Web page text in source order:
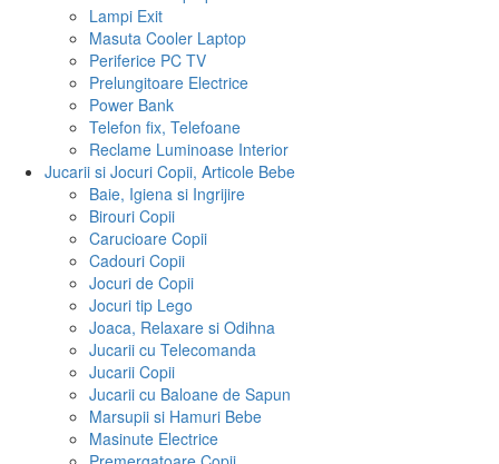
Lampi Exit
Masuta Cooler Laptop
Periferice PC TV
Prelungitoare Electrice
Power Bank
Telefon fix, Telefoane
Reclame Luminoase Interior
Jucarii si Jocuri Copii, Articole Bebe
Baie, Igiena si Ingrijire
Birouri Copii
Carucioare Copii
Cadouri Copii
Jocuri de Copii
Jocuri tip Lego
Joaca, Relaxare si Odihna
Jucarii cu Telecomanda
Jucarii Copii
Jucarii cu Baloane de Sapun
Marsupii si Hamuri Bebe
Masinute Electrice